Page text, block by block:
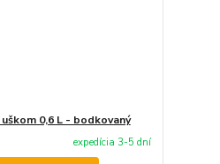
0,6 L - bodkovaný
expedícia 3-5 dní